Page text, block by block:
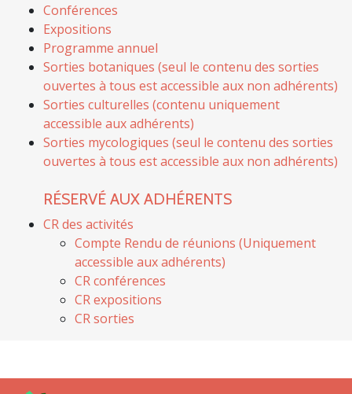
Conférences
Expositions
Programme annuel
Sorties botaniques (seul le contenu des sorties
ouvertes à tous est accessible aux non adhérents)
Sorties culturelles (contenu uniquement
accessible aux adhérents)
Sorties mycologiques (seul le contenu des sorties
ouvertes à tous est accessible aux non adhérents)
RÉSERVÉ AUX ADHÉRENTS
CR des activités
Compte Rendu de réunions (Uniquement
accessible aux adhérents)
CR conférences
CR expositions
CR sorties